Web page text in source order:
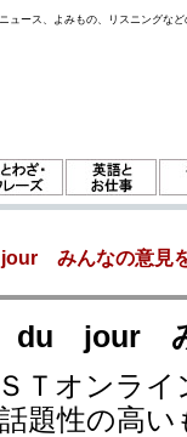
ュース、よみもの、リスニングな
みんなの意見を
jour み
Ｔオンラ
題性の高